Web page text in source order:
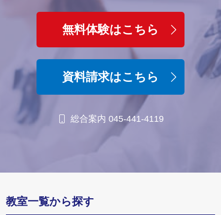
無料体験はこちら
資料請求はこちら
総合案内 045-441-4119
教室一覧から探す